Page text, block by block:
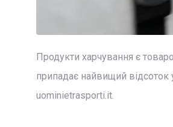
Продукти харчування є
припадає найвищий відсоток
uominietrasporti.it.